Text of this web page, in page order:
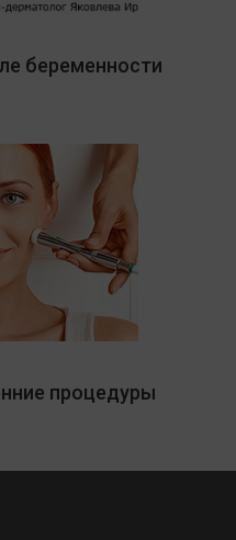
беременности
процедуры